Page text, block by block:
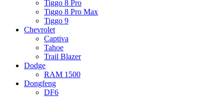
Tiggo 8 Pro
Tiggo 8 Pro Max
Tiggo 9
Chevrolet
Captiva
Tahoe
Trail Blazer
Dodge
RAM 1500
Dongfeng
DF6